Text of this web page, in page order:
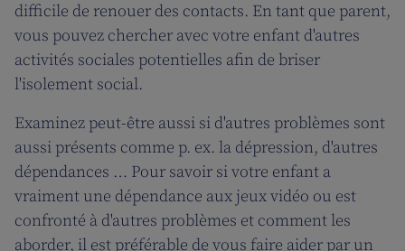
difficile de renouer des contacts. En tant que parent,
vous pouvez chercher avec votre enfant d'autres
activités sociales potentielles afin de briser
l'isolement social.
Examinez peut-être aussi si d'autres problèmes sont
aussi présents comme p. ex. la dépression, d'autres
dépendances … Pour savoir si votre enfant a
vraiment une dépendance aux jeux vidéo ou est
confronté à d'autres problèmes et comment les
aborder, il est préférable de vous faire aider par un